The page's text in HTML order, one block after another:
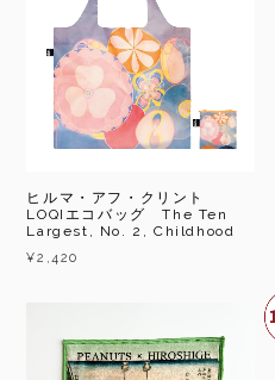
ヒルマ・アフ・クリント
LOQIエコバッグ The Ten
Largest, No. 2, Childhood
¥2,420